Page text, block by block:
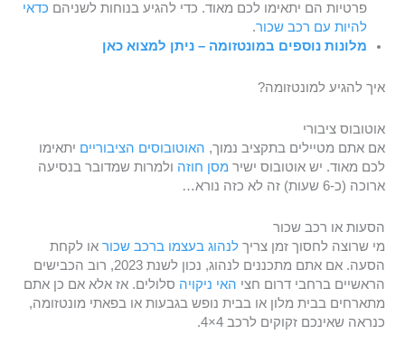
פרטיות הם יתאימו לכם מאוד. כדי להגיע בנוחות לשניהם כדאי
להיות עם רכב שכור.
מלונות נוספים במונטזומה – ניתן למצוא כאן
איך להגיע למונטזומה?
אוטובוס ציבורי
אם אתם מטיילים בתקציב נמוך, האוטובוסים הציבוריים יתאימו
לכם מאוד. יש אוטובוס ישיר מסן חוזה ולמרות שמדובר בנסיעה
ארוכה (כ-6 שעות) זה לא כזה נורא…
הסעות או רכב שכור
מי שרוצה לחסוך זמן צריךלנהוג בעצמו ברכב שכור או לקחת
הסעה. אם אתם מתכננים לנהוג, נכון לשנת 2023, רוב הכבישים
הראשיים ברחבי דרום חצי האי ניקויה סלולים. אז אלא אם כן אתם
מתארחים בבית מלון או בבית נופש בגבעות או בפאתי מונטזומה,
כנראה שאינכם זקוקים לרכב 4×4.